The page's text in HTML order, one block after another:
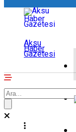
Aksu
Haber
Gazetesi